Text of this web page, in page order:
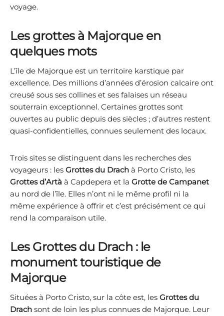
voyage.
Les grottes à Majorque en
quelques mots
L’île de Majorque est un territoire karstique par
excellence. Des millions d’années d’érosion calcaire ont
creusé sous ses collines et ses falaises un réseau
souterrain exceptionnel. Certaines grottes sont
ouvertes au public depuis des siècles ; d’autres restent
quasi-confidentielles, connues seulement des locaux.
Trois sites se distinguent dans les recherches des
voyageurs : les Grottes du Drach à Porto Cristo, les
Grottes d’Artà à Capdepera et la Grotte de Campanet
au nord de l’île. Elles n’ont ni le même profil ni la
même expérience à offrir et c’est précisément ce qui
rend la comparaison utile.
Les Grottes du Drach : le
monument touristique de
Majorque
Situées à Porto Cristo, sur la côte est, les Grottes du
Drach sont de loin les plus connues de Majorque. Leur